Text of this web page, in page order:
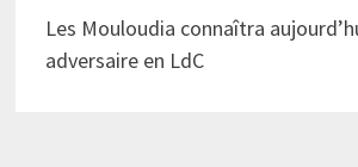
Les Mouloudia connaîtra
adversaire en LdC